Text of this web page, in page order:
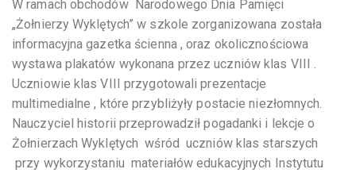
W ramach obchodów Narodowego Dnia Pamięci
„Żołnierzy Wyklętych” w szkole zorganizowana została
informacyjna gazetka ścienna , oraz okolicznościowa
wystawa plakatów wykonana przez uczniów klas VIII .
Uczniowie klas VIII przygotowali prezentacje
multimedialne , które przybliżyły postacie niezłomnych.
Nauczyciel historii przeprowadził pogadanki i lekcje o
Żołnierzach Wyklętych wśród uczniów klas starszych
przy wykorzystaniu materiałów edukacyjnych Instytutu